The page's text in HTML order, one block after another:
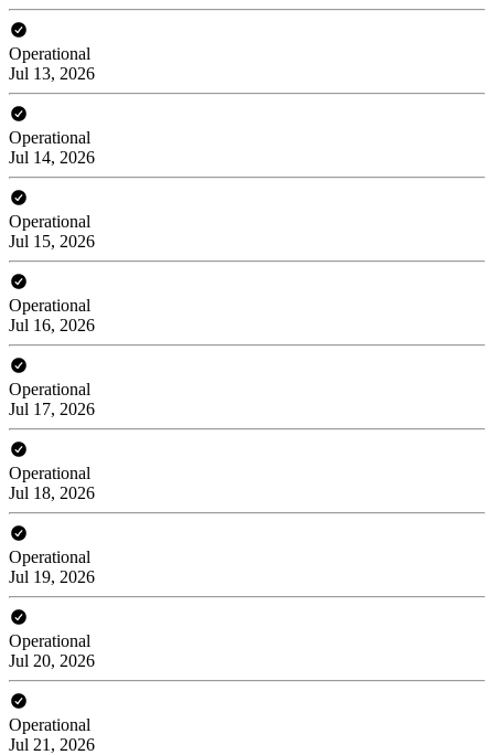
Operational
Jul 13, 2026
Operational
Jul 14, 2026
Operational
Jul 15, 2026
Operational
Jul 16, 2026
Operational
Jul 17, 2026
Operational
Jul 18, 2026
Operational
Jul 19, 2026
Operational
Jul 20, 2026
Operational
Jul 21, 2026